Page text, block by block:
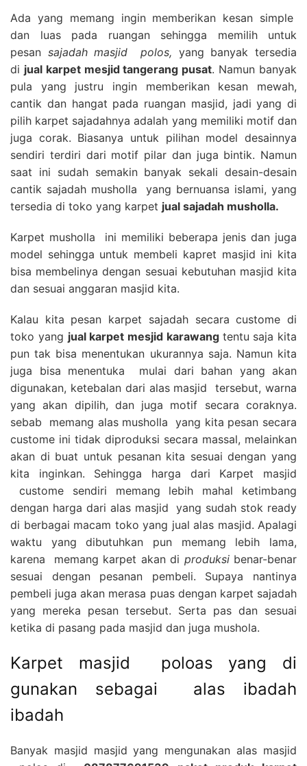
Ada yang memang ingin memberikan kesan simple
dan luas pada ruangan sehingga memilih untuk
pesan sajadah masjid polos, yang banyak tersedia
di jual karpet mesjid tangerang pusat. Namun banyak
pula yang justru ingin memberikan kesan mewah,
cantik dan hangat pada ruangan masjid, jadi yang di
pilih karpet sajadahnya adalah yang memiliki motif dan
juga corak. Biasanya untuk pilihan model desainnya
sendiri terdiri dari motif pilar dan juga bintik. Namun
saat ini sudah semakin banyak sekali desain-desain
cantik sajadah musholla yang bernuansa islami, yang
tersedia di toko yang karpet jual sajadah musholla.
Karpet musholla ini memiliki beberapa jenis dan juga
model sehingga untuk membeli kapret masjid ini kita
bisa membelinya dengan sesuai kebutuhan masjid kita
dan sesuai anggaran masjid kita.
Kalau kita pesan karpet sajadah secara custome di
toko yang jual karpet mesjid karawang tentu saja kita
pun tak bisa menentukan ukurannya saja. Namun kita
juga bisa menentuka mulai dari bahan yang akan
digunakan, ketebalan dari alas masjid tersebut, warna
yang akan dipilih, dan juga motif secara coraknya.
sebab memang alas musholla yang kita pesan secara
custome ini tidak diproduksi secara massal, melainkan
akan di buat untuk pesanan kita sesuai dengan yang
kita inginkan. Sehingga harga dari Karpet masjid
custome sendiri memang lebih mahal ketimbang
dengan harga dari alas masjid yang sudah stok ready
di berbagai macam toko yang jual alas masjid. Apalagi
waktu yang dibutuhkan pun memang lebih lama,
karena memang karpet akan di produksi benar-benar
sesuai dengan pesanan pembeli. Supaya nantinya
pembeli juga akan merasa puas dengan karpet sajadah
yang mereka pesan tersebut. Serta pas dan sesuai
ketika di pasang pada masjid dan juga mushola.
Karpet masjid poloas yang di
gunakan sebagai alas ibadah
ibadah
Banyak masjid masjid yang mengunakan alas masjid